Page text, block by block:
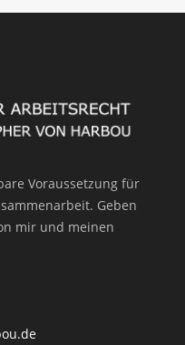
Voraussetzung für
Geben
mir und meinen